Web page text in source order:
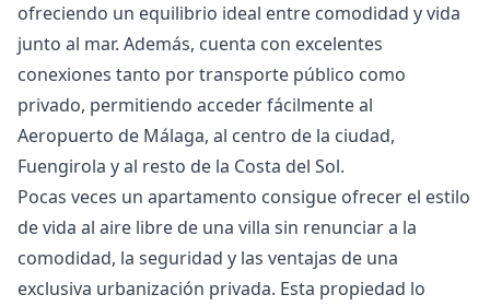
ofreciendo un equilibrio ideal entre comodidad y vida
junto al mar. Además, cuenta con excelentes
conexiones tanto por transporte público como
privado, permitiendo acceder fácilmente al
Aeropuerto de Málaga, al centro de la ciudad,
Fuengirola y al resto de la Costa del Sol.
Pocas veces un apartamento consigue ofrecer ‌el ‌estilo
‌de ‌vida ‌al aire libre de una ‌villa ‌sin ‌renunciar a la
‌comodidad, ‌la ‌seguridad ‌y las ‌ventajas de una
‌exclusiva ‌urbanización ‌privada. ‌Esta ‌propiedad ‌lo